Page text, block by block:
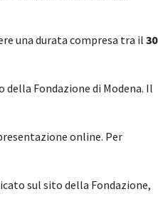
una durata compresa tra il 30
Fondazione di Modena. Il
online. Per
sul sito della Fondazione,